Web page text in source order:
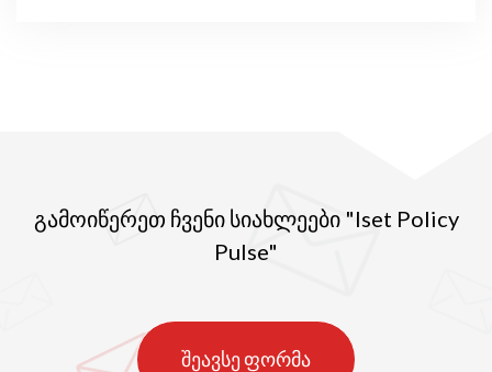
გამოიწერეთ ჩვენი სიახლეები "Iset Policy
Pulse"
შეავსე ფორმა